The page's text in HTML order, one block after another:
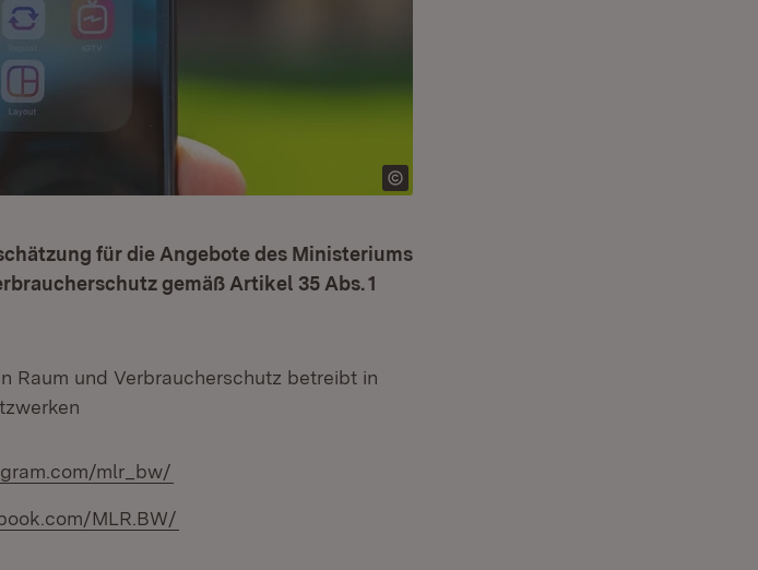
für die Angebote des Ministeriums
gemäß Artikel 35 Abs. 1
Raum und Verbraucherschutz betreibt in
mlr_bw/
MLR.BW/